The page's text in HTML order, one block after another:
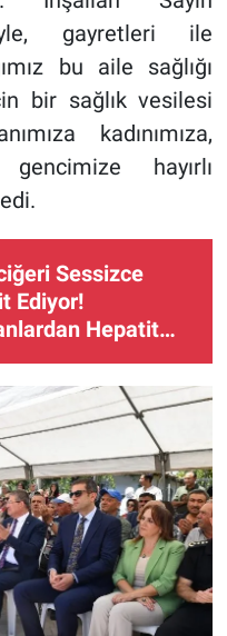
gayretleri ile
bu aile sağlığı
bir sağlık vesilesi
kadınımıza,
gencimize hayırlı
Sessizce
Ediyor!
Hepatit